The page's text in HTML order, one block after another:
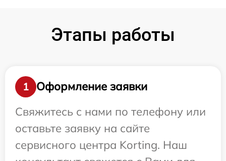
Этапы работы
1
Оформление заявки
Свяжитесь с нами по телефону или
оставьте заявку на сайте
сервисного центра Korting. Наш